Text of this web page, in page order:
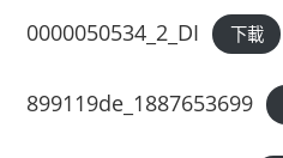
0000050534_2_DI 下載
899119de_1887653699